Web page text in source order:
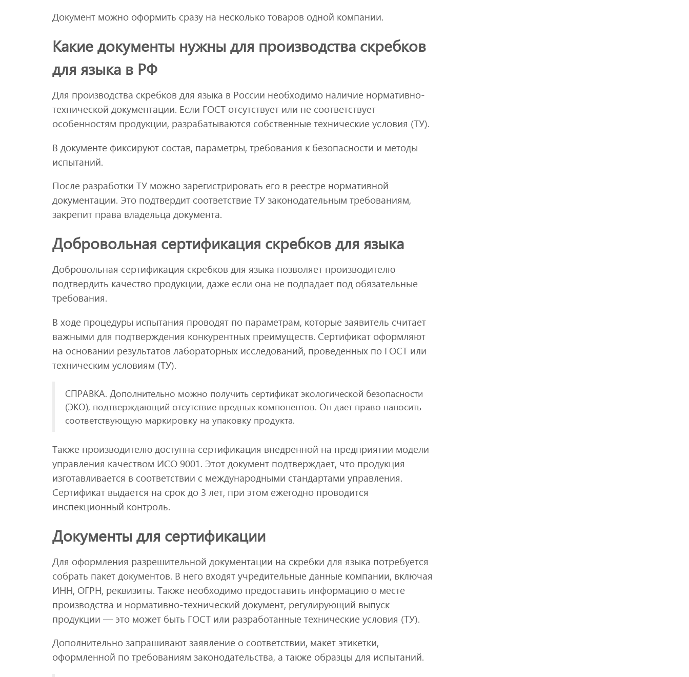
Документ можно оформить сразу на несколько товаров одной компании.
Какие документы нужны для производства скребков
для языка в РФ
Для производства скребков для языка в России необходимо наличие нормативно-
технической документации. Если ГОСТ отсутствует или не соответствует
особенностям продукции, разрабатываются собственные технические условия (ТУ).
В документе фиксируют состав, параметры, требования к безопасности и методы
испытаний.
После разработки ТУ можно зарегистрировать его в реестре нормативной
документации. Это подтвердит соответствие ТУ законодательным требованиям,
закрепит права владельца документа.
Добровольная сертификация скребков для языка
Добровольная сертификация скребков для языка позволяет производителю
подтвердить качество продукции, даже если она не подпадает под обязательные
требования.
В ходе процедуры испытания проводят по параметрам, которые заявитель считает
важными для подтверждения конкурентных преимуществ. Сертификат оформляют
на основании результатов лабораторных исследований, проведенных по ГОСТ или
техническим условиям (ТУ).
СПРАВКА. Дополнительно можно получить сертификат экологической безопасности
(ЭКО), подтверждающий отсутствие вредных компонентов. Он дает право наносить
соответствующую маркировку на упаковку продукта.
Также производителю доступна сертификация внедренной на предприятии модели
управления качеством ИСО 9001. Этот документ подтверждает, что продукция
изготавливается в соответствии с международными стандартами управления.
Сертификат выдается на срок до 3 лет, при этом ежегодно проводится
инспекционный контроль.
Документы для сертификации
Для оформления разрешительной документации на скребки для языка потребуется
собрать пакет документов. В него входят учредительные данные компании, включая
ИНН, ОГРН, реквизиты. Также необходимо предоставить информацию о месте
производства и нормативно-технический документ, регулирующий выпуск
продукции — это может быть ГОСТ или разработанные технические условия (ТУ).
Дополнительно запрашивают заявление о соответствии, макет этикетки,
оформленной по требованиям законодательства, а также образцы для испытаний.